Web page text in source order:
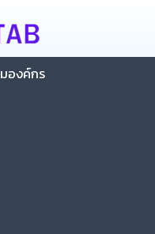
องค์กร